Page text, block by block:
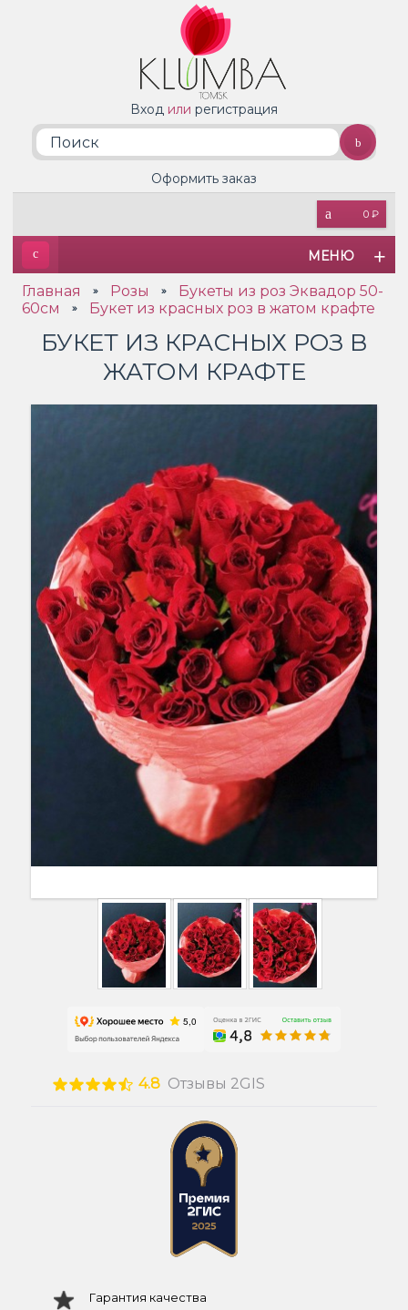
Вход или регистрация
0 ₽
Оформить заказ
МЕНЮ
Главная » Розы »
Букеты из роз Эквадор 50-
60см
» Букет из красных роз в жатом крафте
БУКЕТ ИЗ КРАСНЫХ РОЗ В
ЖАТОМ КРАФТЕ
4.8 Отзывы 2GIS
Гарантия качества